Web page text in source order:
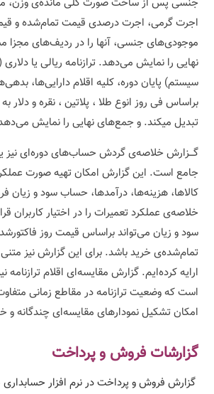
اجرت گرمی، اجرت درصدی قیمت تمام‌شده و
موجودی‌های جنسی، آنها را در ردیف‌های
نهایی را نمایش می‌دهد. ترازنامه‌ ریالی یا
سیستم) پایان دوره، کلیه اقلام دارایی‌ها،
براساس فی روز انوع طلا ، پلاتین ، نقره و
تبدیل میکند. و جمع‌های نهایی را نمایش
گـــزارش خلاصه‌ی گردش حساب‌های دوره‌ای نیز
جامع است. این گزارش امکان تهیه صورت
کالاها، هزینه‌ها، درآمدها، حساب سود و زیان
خلاصه‌ی عملکرد تعمیرات را در اختیار کاربران
سود و زیان می‌تواند براساس قیمت روز
تمام‌شده‌ی خرید باشد. برای این گزارش نیز
ارایه کرده‌ایم. گزارش مقایسه‌ای اقلام ترازنامه
است که وضعیت ترازنامه در مقاطع زمانی
امکان تشکیل نمودارهای مقایسه‌ای چندگانه
گزارشات فروش و پرداخت
گزارش فروش و پرداخت در نرم افزار